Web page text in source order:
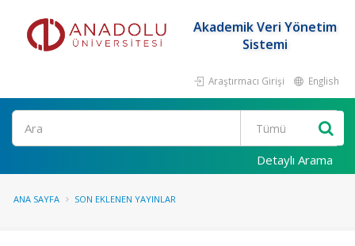
Akademik Veri Yönetim
Sistemi
Araştırmacı Girişi English
Ara
Detaylı Arama
ANA SAYFA SON EKLENEN YAYINLAR